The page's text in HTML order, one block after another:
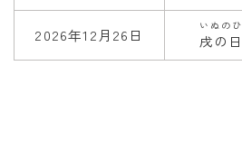
2026年12月26日 戌の日
いぬのひ